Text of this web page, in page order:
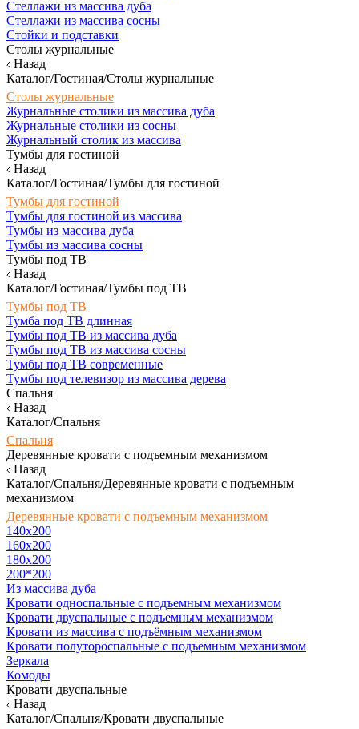
Стеллажи из массива дуба
Стеллажи из массива сосны
Стойки и подставки
Столы журнальные
Назад
Каталог/Гостиная/Столы журнальные
Столы журнальные
Журнальные столики из массива дуба
Журнальные столики из сосны
Журнальный столик из массива
Тумбы для гостиной
Назад
Каталог/Гостиная/Тумбы для гостиной
Тумбы для гостиной
Тумбы для гостиной из массива
Тумбы из массива дуба
Тумбы из массива сосны
Тумбы под ТВ
Назад
Каталог/Гостиная/Тумбы под ТВ
Тумбы под ТВ
Тумба под ТВ длинная
Тумбы под ТВ из массива дуба
Тумбы под ТВ из массива сосны
Тумбы под ТВ современные
Тумбы под телевизор из массива дерева
Спальня
Назад
Каталог/Спальня
Спальня
Деревянные кровати с подъемным механизмом
Назад
Каталог/Спальня/Деревянные кровати с подъемным
механизмом
Деревянные кровати с подъемным механизмом
140x200
160х200
180х200
200*200
Из массива дуба
Кровати односпальные с подъемным механизмом
Кровати двуспальные с подъемным механизмом
Кровати из массива с подъёмным механизмом
Кровати полутороспальные с подъемным механизмом
Зеркала
Комоды
Кровати двуспальные
Назад
Каталог/Спальня/Кровати двуспальные